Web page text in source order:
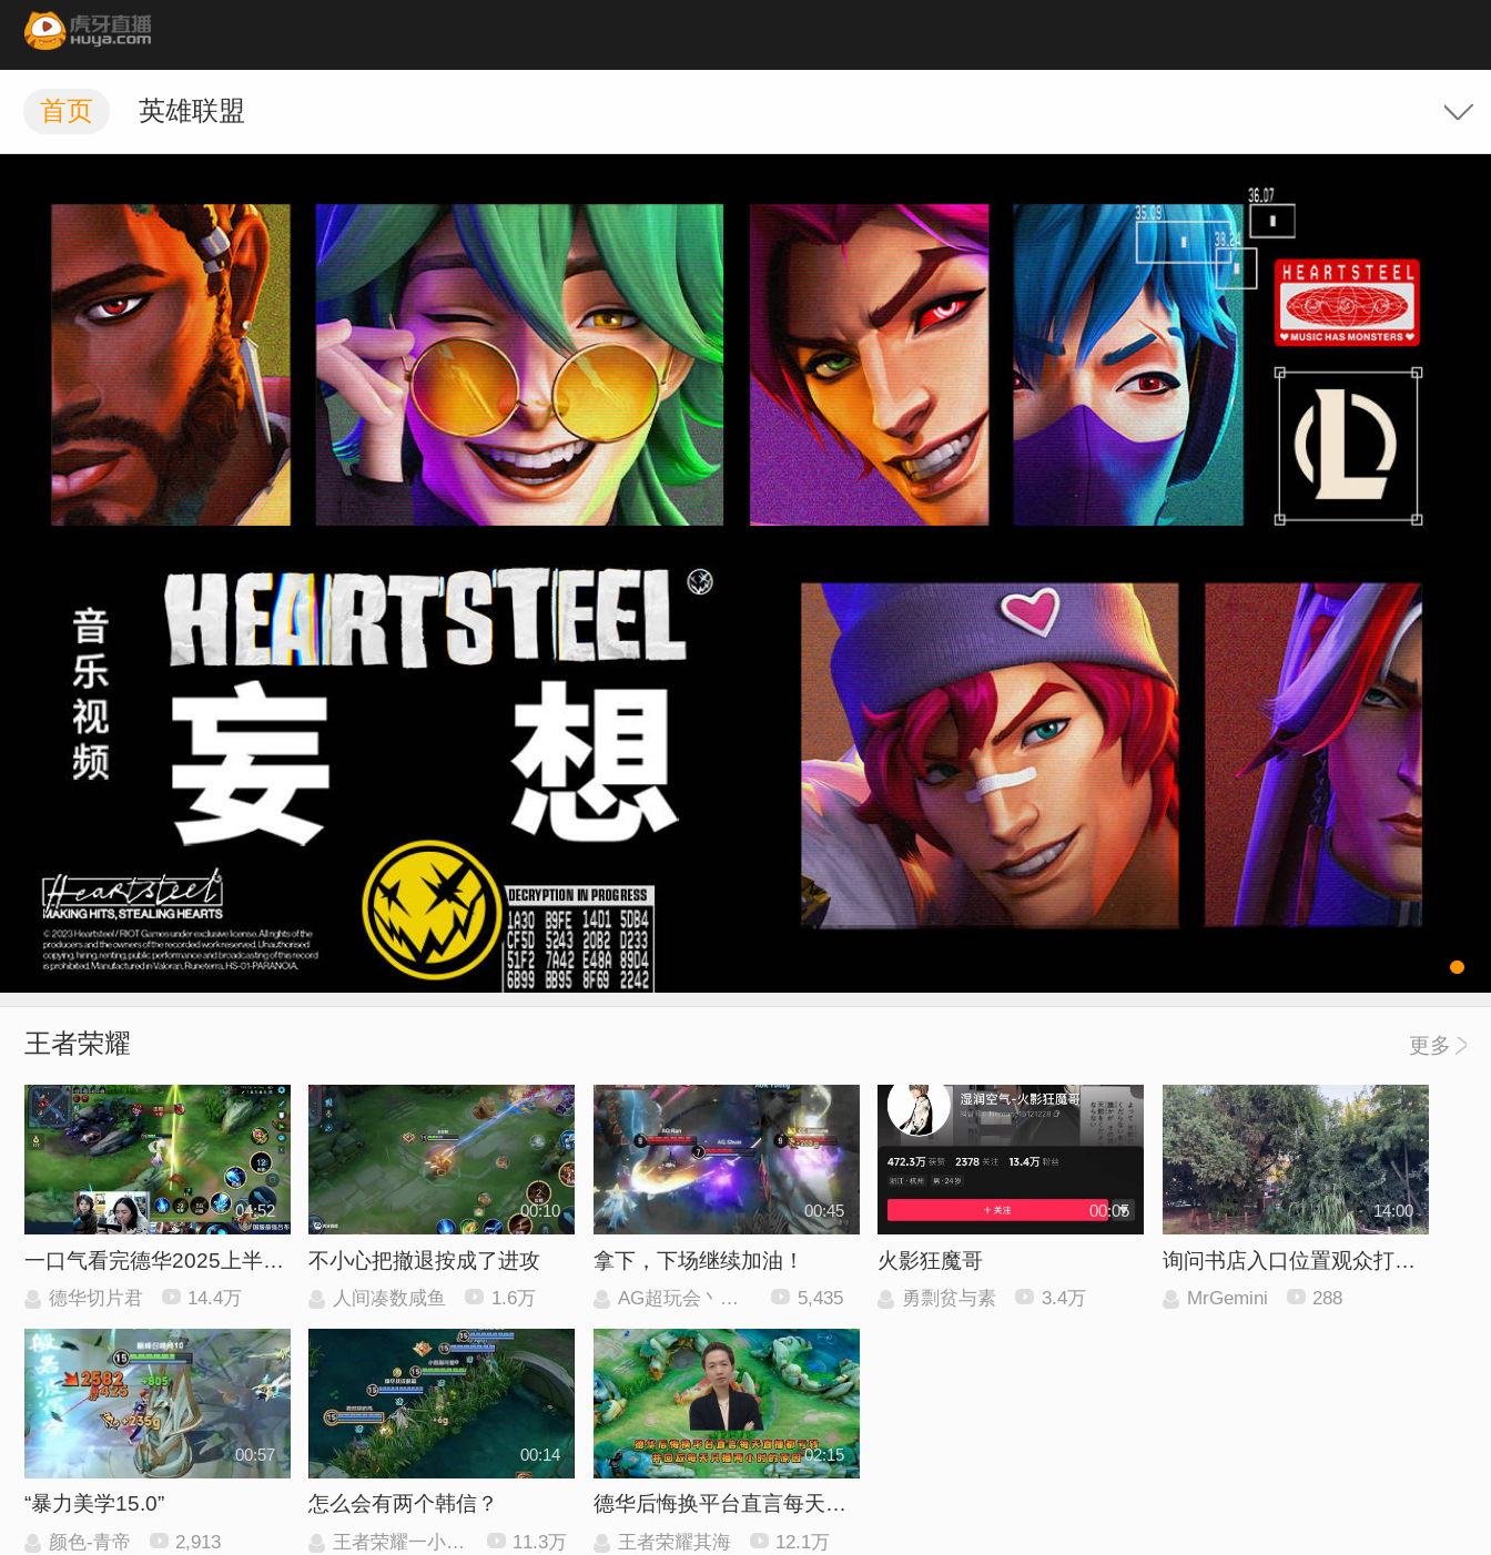
首页 英雄联盟
王者荣耀 更多
04:52
一口气看完德华2025上半年15个最经典爆笑名场面 看你能坚持到第几个不笑
德华切片君 14.4万
00:10
不小心把撤退按成了进攻
人间凑数咸鱼 1.6万
00:45
拿下，下场继续加油！
AG超玩会丶长生 5,435
00:05
火影狂魔哥
勇剽贫与素 3.4万
14:00
询问书店入口位置观众打卡响应
MrGemini 288
00:57
“暴力美学15.0”
颜色-青帝 2,913
00:14
怎么会有两个韩信？
王者荣耀一小胜（工作室） 11.3万
02:15
德华后悔换平台直言每天直播都亏钱，并回应每天只播两小时的原因
王者荣耀其海 12.1万